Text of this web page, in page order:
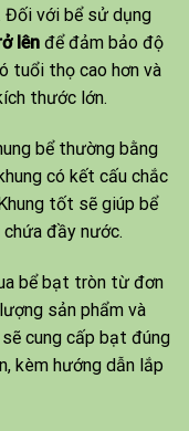
Đối với bể sử dụng
lênđể đảm bảo độ
tuổi thọ cao hơn và
thước lớn.
bể thường bằng
có kết cấu chắc
tốt sẽ giúp bể
đầy nước.
bể bạt tròn từ đơn
sản phẩm và
cung cấp bạt đúng
kèm hướng dẫn lắp